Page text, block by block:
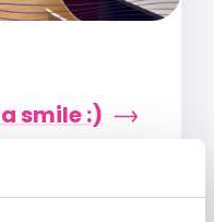
smile :)